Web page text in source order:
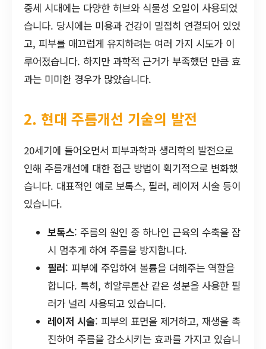
중세 시대에는 다양한 허브와 식물성 오일이 사용되었
습니다. 당시에는 미용과 건강이 밀접히 연결되어 있었
고, 피부를 매끄럽게 유지하려는 여러 가지 시도가 이
루어졌습니다. 하지만 과학적 근거가 부족했던 만큼 효
과는 미미한 경우가 많았습니다.
2. 현대 주름개선 기술의 발전
20세기에 들어오면서 피부과학과 생리학의 발전으로
인해 주름개선에 대한 접근 방법이 획기적으로 변화했
습니다. 대표적인 예로 보톡스, 필러, 레이저 시술 등이
있습니다.
보톡스: 주름의 원인 중 하나인 근육의 수축을 잠
시 멈추게 하여 주름을 방지합니다.
필러: 피부에 주입하여 볼륨을 더해주는 역할을
합니다. 특히, 히알루론산 같은 성분을 사용한 필
러가 널리 사용되고 있습니다.
레이저 시술: 피부의 표면을 제거하고, 재생을 촉
진하여 주름을 감소시키는 효과를 가지고 있습니